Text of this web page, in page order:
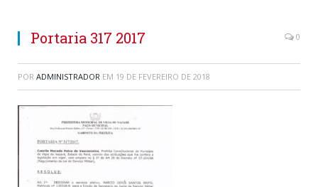
Portaria 317 2017 0
POR ADMINISTRADOR EM 19 DE FEVEREIRO DE 2018